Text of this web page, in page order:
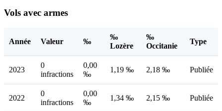
Vols avec armes
Année Valeur ‰
‰
Lozère
‰
Occitanie
Type
2023
0
infractions
0,00
‰
1,19 ‰ 2,18 ‰ Publiée
2022
0
infractions
0,00
‰
1,34 ‰ 2,15 ‰ Publiée